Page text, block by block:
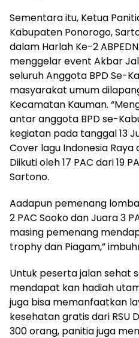
Sementara itu, Ketua
Kabupaten Ponorogo,
dalam Harlah Ke-2
menggelar event Akbar
seluruh Anggota BPD Se-
masyarakat umum
Kecamatan Kauman.
antar anggota BPD se-
kegiatan pada tanggal 13
Cover lagu Indonesia Raya
Diikuti oleh 17 PAC dari 19
Sartono.
Aadapun pemenang
2 PAC Sooko dan Juara 3
masing pemenang
trophy dan Piagam,”
Untuk peserta jalan sehat
mendapat kan hadiah
juga bisa memanfaatkan
kesehatan gratis dari RSU
300 orang, panitia juga